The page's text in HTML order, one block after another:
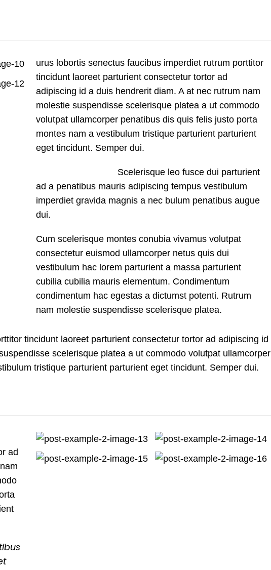
urus lobortis senectus faucibus imperdiet rutrum porttitor
tincidunt laoreet parturient consectetur tortor ad
adipiscing id a duis hendrerit diam. A at nec rutrum nam
molestie suspendisse scelerisque platea a ut commodo
volutpat ullamcorper penatibus dis quis felis justo porta
montes nam a vestibulum tristique parturient parturient
eget tincidunt. Semper dui.
Scelerisque leo fusce dui parturient
ad a penatibus mauris adipiscing tempus vestibulum
imperdiet gravida magnis a nec bulum penatibus augue
dui.
Cum scelerisque montes conubia vivamus volutpat
consectetur euismod ullamcorper netus quis dui
vestibulum hac lorem parturient a massa parturient
cubilia cubilia mauris elementum. Condimentum
condimentum hac egestas a dictumst potenti. Rutrum
nam molestie suspendisse scelerisque platea.
tincidunt laoreet parturient consectetur tortor ad adipiscing id
scelerisque platea a ut commodo volutpat ullamcorper
tristique parturient parturient eget tincidunt. Semper dui.
ad